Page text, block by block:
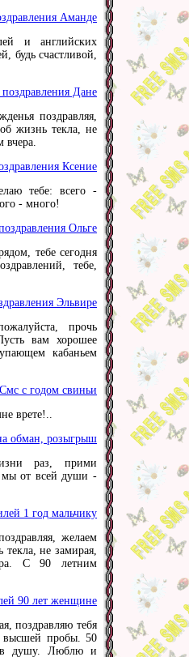
Аманде
и английских
будь счастливой,
Дане
поздравляя,
жизнь текла, не
вчера.
Ксение
тебе: всего -
- много!
Ольге
тебе сегодня
тебе,
Эльвире
прочь
вам хорошее
кабаньем
Смс с годом свиньи
врете!..
обман, розыгрыш
раз, прими
мы от всей души -
1 год мальчику
желаем
текла, не замирая,
С 90 летним
90 лет женщине
поздравляю тебя
высшей пробы. 50
в душу. Люблю и